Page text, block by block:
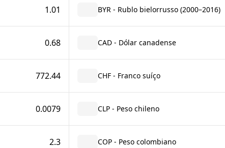
1.01 BYR - Rublo bielorrusso (2000–2016)
0.68 CAD - Dólar canadense
772.44 CHF - Franco suíço
0.0079 CLP - Peso chileno
2.3 COP - Peso colombiano